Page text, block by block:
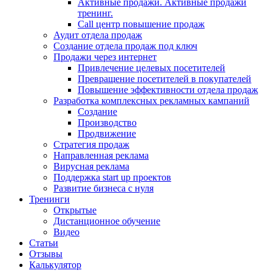
Активные продажи. Активные продажи
тренинг.
Call центр повышение продаж
Аудит отдела продаж
Создание отдела продаж под ключ
Продажи через интернет
Привлечение целевых посетителей
Превращение посетителей в покупателей
Повышение эффективности отдела продаж
Разработка комплексных рекламных кампаний
Создание
Производство
Продвижение
Стратегия продаж
Направленная реклама
Вирусная реклама
Поддержка start up проектов
Развитие бизнеса с нуля
Тренинги
Открытые
Дистанционное обучение
Видео
Статьи
Отзывы
Калькулятор